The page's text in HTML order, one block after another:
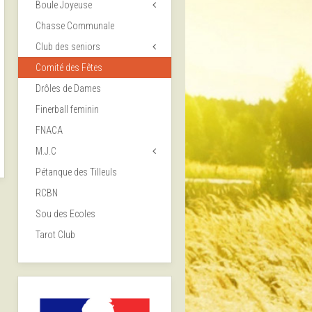
Boule Joyeuse
Chasse Communale
Club des seniors
Comité des Fêtes
Drôles de Dames
Finerball feminin
FNACA
M.J.C
Pétanque des Tilleuls
RCBN
Sou des Ecoles
Tarot Club